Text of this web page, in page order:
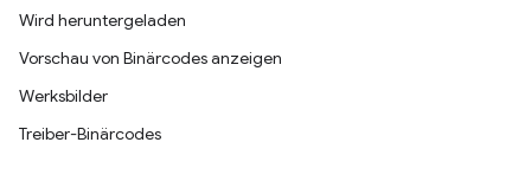
Wird heruntergeladen
Vorschau von Binärcodes anzeigen
Werksbilder
Treiber-Binärcodes